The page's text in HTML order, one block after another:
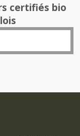
certifiés bio